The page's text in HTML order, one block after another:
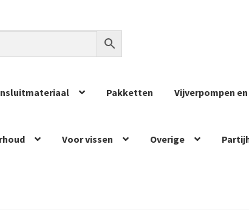
Pakketten Vijverpompen
Voor vissen Overige